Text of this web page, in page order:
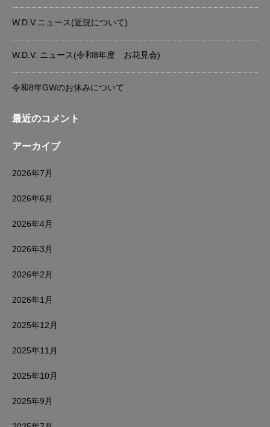
W.D.V.ニュース(近況について)
W.D.V. ニュース(令和8年度 お花見会)
令和8年GWのお休みについて
最近のコメント
アーカイブ
2026年7月
2026年6月
2026年4月
2026年3月
2026年2月
2026年1月
2025年12月
2025年11月
2025年10月
2025年9月